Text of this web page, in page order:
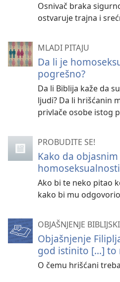
Osnivač braka
ostvaruje trajna i
MLADI PITAJU
Da li je
pogrešno?
Da li Biblija kaže da
ljudi? Da li hrišćanin
privlače osobe istog
PROBUDITE SE!
Kako da
Ako bi te neko pitao
kako bi mu
OBJAŠNJENJE
Objašnjenje
god istinito [...] to
O čemu hrišćani